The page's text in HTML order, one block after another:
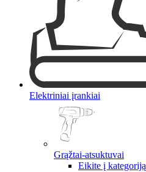
Elektriniai įrankiai
Grąžtai-atsuktuvai
Eikite į kategoriją